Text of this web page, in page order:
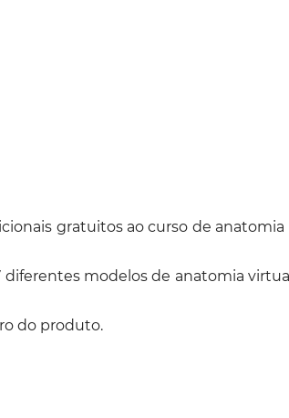
gratuitos ao curso de
diferentes modelos de anatomia
do produto.